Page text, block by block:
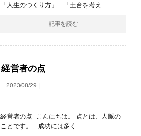
「人生のつくり方」 「土台を考え...
記事を読む
経営者の点
2023/08/29 |
経営者の点 こんにちは。 点とは、人脈の
ことです。 成功には多く...